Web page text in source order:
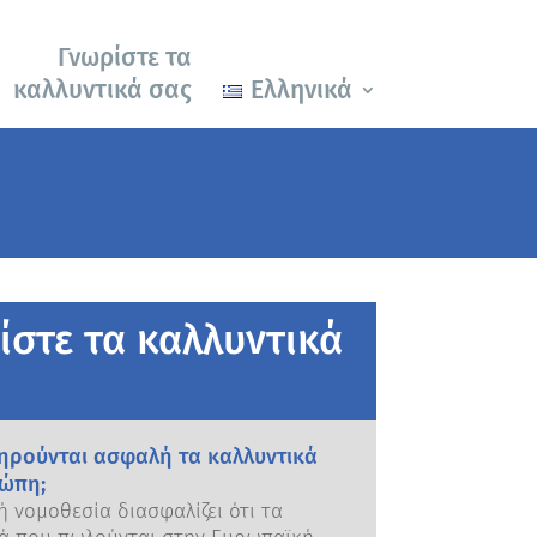
Γνωρίστε τα
καλλυντικά σας
Ελληνικά
τα καλλυντικά
ασφαλή τα καλλυντικά
διασφαλίζει ότι τα